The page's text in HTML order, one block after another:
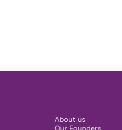
About us
Our Founders